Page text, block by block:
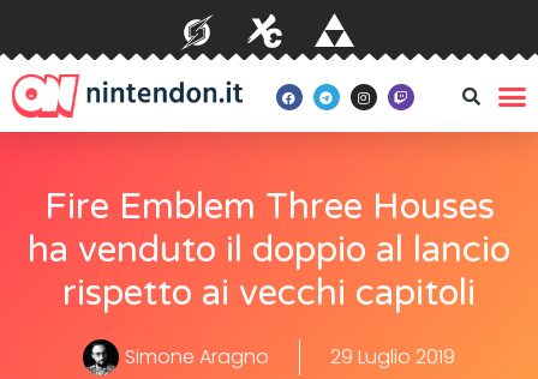
Fire Emblem Three Houses
ha venduto il doppio al lancio
rispetto ai vecchi capitoli
Simone Aragno 29 Luglio 2019